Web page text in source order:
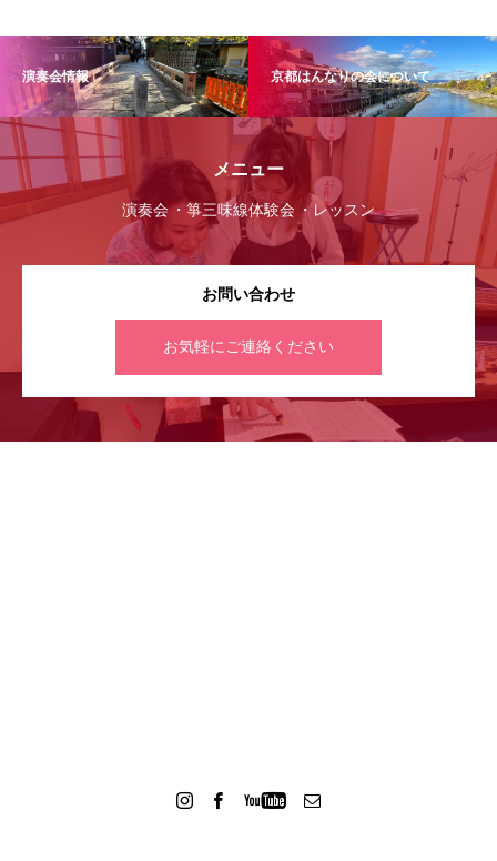
演奏会情報 京都はんなりの会について
メニュー
演奏会 箏三味線体験会 レッスン
お問い合わせ
お気軽にご連絡ください